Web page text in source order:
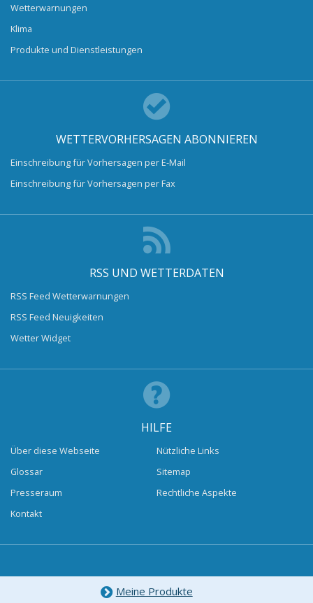
Wetterwarnungen
Klima
Produkte und Dienstleistungen
WETTERVORHERSAGEN ABONNIEREN
Einschreibung für Vorhersagen per E-Mail
Einschreibung für Vorhersagen per Fax
RSS UND WETTERDATEN
RSS Feed Wetterwarnungen
RSS Feed Neuigkeiten
Wetter Widget
HILFE
Über diese Webseite
Glossar
Presseraum
Kontakt
Nützliche Links
Sitemap
Rechtliche Aspekte
Meine Produkte